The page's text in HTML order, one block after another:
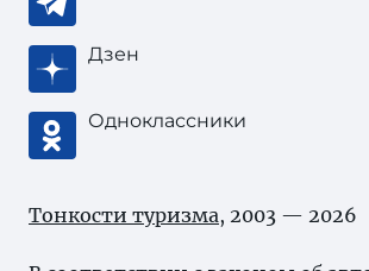
Дзен
Одноклассники
Тонкости туризма, 2003 — 2026